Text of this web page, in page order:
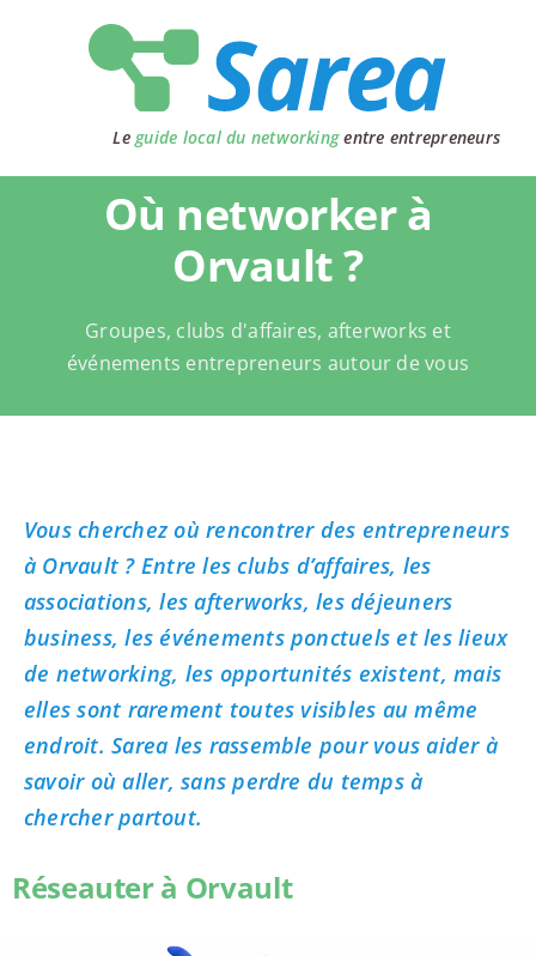
Le guide local du networkingentre entrepreneurs
Où networker à
Orvault ?
Groupes, clubs d'affaires, afterworks et
événements entrepreneurs autour de vous
Vous cherchez où rencontrer des entrepreneurs
à Orvault ? Entre les clubs d’affaires, les
associations, les afterworks, les déjeuners
business, les événements ponctuels et les lieux
de networking, les opportunités existent, mais
elles sont rarement toutes visibles au même
endroit. Sarea les rassemble pour vous aider à
savoir où aller, sans perdre du temps à
chercher partout.
Réseauter à Orvault